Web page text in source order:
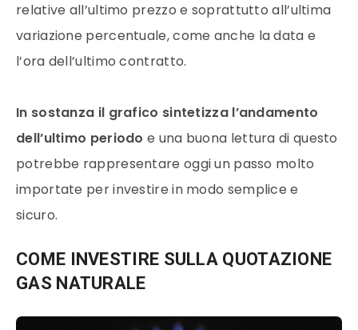
relative all’ultimo prezzo e soprattutto all’ultima
variazione percentuale, come anche la data e
l’ora dell’ultimo contratto.
In sostanza il grafico sintetizza l’andamento
dell’ultimo periodo e una buona lettura di questo
potrebbe rappresentare oggi un passo molto
importate per investire in modo semplice e
sicuro.
COME INVESTIRE SULLA QUOTAZIONE
GAS NATURALE